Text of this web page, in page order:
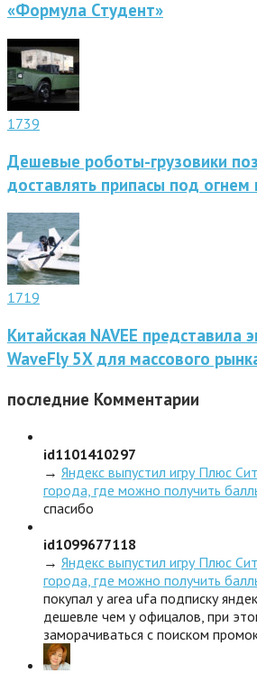
«Формула Студент»
1739
Дешевые роботы-грузовики
доставлять припасы под огнем
1719
Китайская NAVEE представила
WaveFly 5X для массового
последние Комментарии
id1101410297
→ Яндекс выпустил игру Плюс
города, где можно получить
спасибо
id1099677118
→ Яндекс выпустил игру Плюс
города, где можно получить
покупал у area ufa подписку
дешевле чем у офицалов, при
заморачиваться с поиском